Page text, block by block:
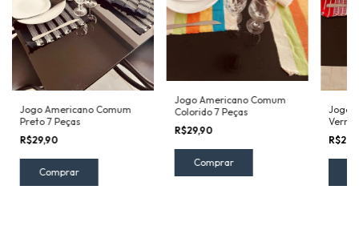
Jogo Americano Comum
Preto 7 Peças
R$29,90
Jogo Americano Comum
Colorido 7 Peças
R$29,90
Jogo